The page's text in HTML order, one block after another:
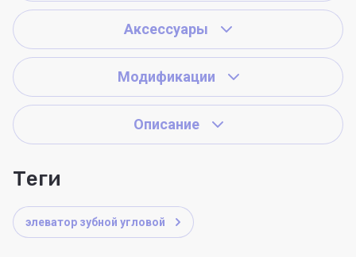
Аксессуары
Модификации
Описание
теги
элеватор зубной угловой